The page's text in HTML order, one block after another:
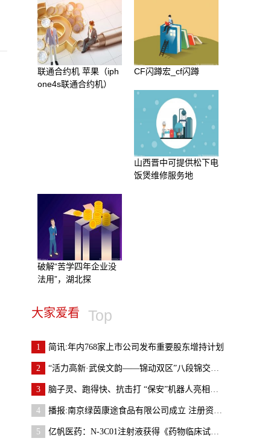
联通合约机 苹果（iph
one4s联通合约机）
CF闪蹲宏_cf闪蹲
山西晋中可提供松下电
饭煲维修服务地
破解“苦学四年企业没
法用”，湖北探
大家爱看 Top
1 简讯:年内768家上市公司发布重要股东增持计划
2 “活力高新·武侯文韵——锦动双区”八段锦交流赛举
3 脑子灵、跑得快、抗击打 “保安”机器人亮相宁波
4 播报:南京绿茵康途食品有限公司成立 注册资本1万人
5 亿帆医药：N-3C01注射液获得《药物临床试验批准通知